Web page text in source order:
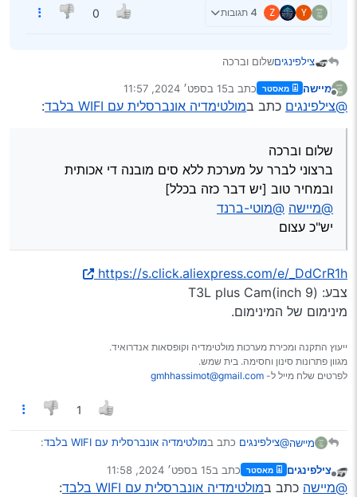
Y
Z 4 תגובות 0
צילפינגיםשלום וברכה
ובמחיר טוב [יש דבר כזה בכלל]
@מיישה @מוטי-ברנד
מנותק
מיישה מאסטר כתב ב15 בספט׳ 2024, 11:57
נערך לאחרונה על ידי
@צילפינגים כתב במולטימדיה אונברסלית עם WIFI בלבד :
שלום וברכה
ברצוני לברר על מערכת ללא סים מובנה די אכותית
ובמחיר טוב [יש דבר כזה בכלל]
@מיישה @מוטי-ברנד
יש"כ עצום
https://s.click.aliexpress.com/e/_DdCrR1h
צבע: (9 inch)T3L plus Cam
מינימום של המינימום.
ייעוץ התקנה ומכירת מערכות מולטימדיה וקופסאות אנדרואיד.
מגוון פתרונות סינון וחסימה. בית שמש.
לפרטים שלח מייל ל- gmhhassimot@gmail.com
1
מיישה@צילפינגים כתב במולטימדיה אונברסלית עם WIFI בלבד :
שלום וברכה
מנותק
צילפינגים מאסטר כתב ב15 בספט׳ 2024, 11:58
נערך לאחרונה על ידי
@מיישה כתב במולטימדיה אונברסלית עם WIFI בלבד :